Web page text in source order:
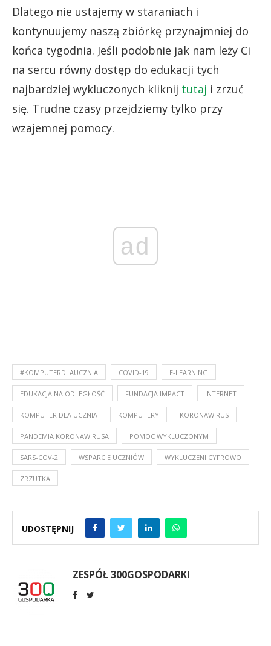
Dlatego nie ustajemy w staraniach i
kontynuujemy naszą zbiórkę przynajmniej do
końca tygodnia. Jeśli podobnie jak nam leży Ci
na sercu równy dostęp do edukacji tych
najbardziej wykluczonych kliknij tutaj i zrzuć
się. Trudne czasy przejdziemy tylko przy
wzajemnej pomocy.
ad
#KOMPUTERDLAUCZNIA COVID-19 E-LEARNING
EDUKACJA NA ODLEGŁOŚĆ FUNDACJA IMPACT INTERNET
KOMPUTER DLA UCZNIA KOMPUTERY KORONAWIRUS
PANDEMIA KORONAWIRUSA POMOC WYKLUCZONYM
SARS-COV-2 WSPARCIE UCZNIÓW WYKLUCZENI CYFROWO
ZRZUTKA
UDOSTĘPNIJ
ZESPÓŁ 300GOSPODARKI